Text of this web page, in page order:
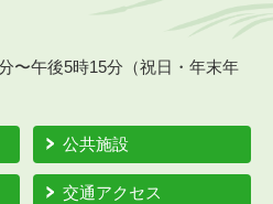
〜午後5時15分（祝日・年末年
公共施設
交通アクセス